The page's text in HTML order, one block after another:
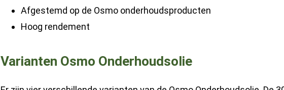
Afgestemd op de Osmo onderhoudsproducten
Hoog rendement
Varianten Osmo Onderhoudsolie